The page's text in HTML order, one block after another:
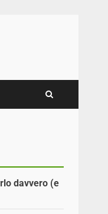
davvero (e